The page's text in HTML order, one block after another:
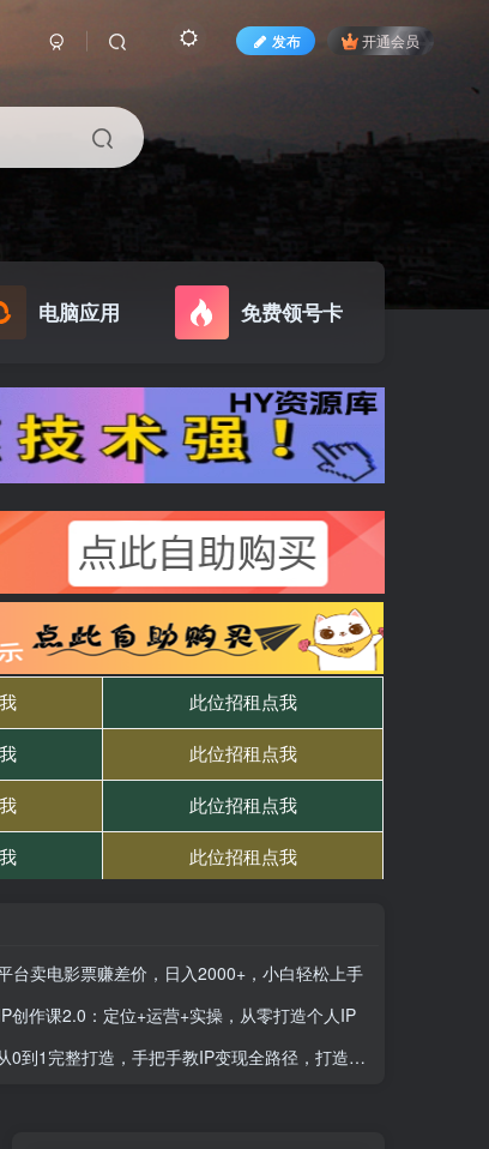
发布 开通会员
电脑应用 免费领号卡
台卖电影票赚差价，日入2000+，小白轻松上手
创作课2.0：定位+运营+实操，从零打造个人IP
1完整打造，手把手教IP变现全路径，打造可复制的个人品牌商业模式